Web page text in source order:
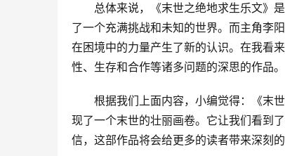
总体来说，《末世之绝地求生乐文》
了一个充满挑战和未知的世界。而主角李
在困境中的力量产生了新的认识。在我看
性、生存和合作等诸多问题的深思的作品。
根据我们上面内容，小编觉得：《末
现了一个末世的壮丽画卷。它让我们看到
信，这部作品将会给更多的读者带来深刻的